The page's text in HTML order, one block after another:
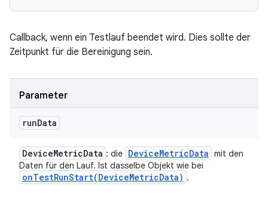
Callback, wenn ein Testlauf beendet wird. Dies sollte der
Zeitpunkt für die Bereinigung sein.
Parameter
runData
DeviceMetricData : die DeviceMetricData mit den
Daten für den Lauf. Ist dasselbe Objekt wie bei
onTestRunStart(DeviceMetricData) .